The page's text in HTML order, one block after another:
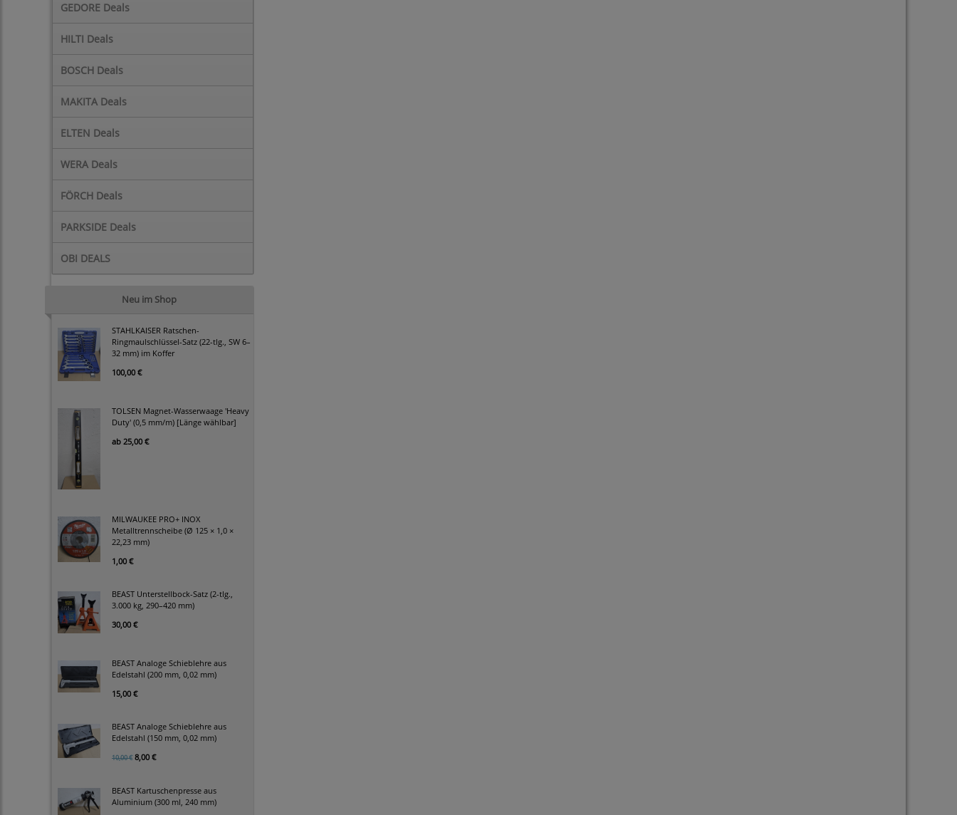
GEDORE Deals
HILTI Deals
BOSCH Deals
MAKITA Deals
ELTEN Deals
WERA Deals
FÖRCH Deals
PARKSIDE Deals
OBI DEALS
Neu im Shop
STAHLKAISER Ratschen-
Ringmaulschlüssel-Satz (22-tlg., SW 6–
32 mm) im Koffer
100,00 €
TOLSEN Magnet-Wasserwaage 'Heavy
Duty' (0,5 mm/m) [Länge wählbar]
ab 25,00 €
MILWAUKEE PRO+ INOX
Metalltrennscheibe (Ø 125 × 1,0 ×
22,23 mm)
1,00 €
BEAST Unterstellbock-Satz (2-tlg.,
3.000 kg, 290–420 mm)
30,00 €
BEAST Analoge Schieblehre aus
Edelstahl (200 mm, 0,02 mm)
15,00 €
BEAST Analoge Schieblehre aus
Edelstahl (150 mm, 0,02 mm)
10,00 € 8,00 €
BEAST Kartuschenpresse aus
Aluminium (300 ml, 240 mm)